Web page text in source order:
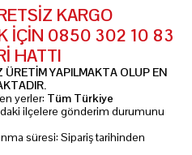
KARGO
İÇİN 0850 302 10 83
HATTI
ÜRETİM YAPILMAKTA OLUP EN
yerler: Tüm Türkiye
ilçelere gönderim durumunu
süresi: Sipariş tarihinden